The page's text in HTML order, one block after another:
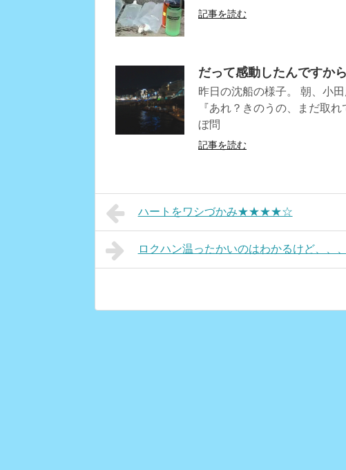
記事を読む
だって感動したんですから
昨日の沈船の様子。 朝、小
『あれ？きのうの、まだ取
ぼ問
記事を読む
ハートをワシづかみ★★★★☆
ロクハン温ったかいのはわかるけど